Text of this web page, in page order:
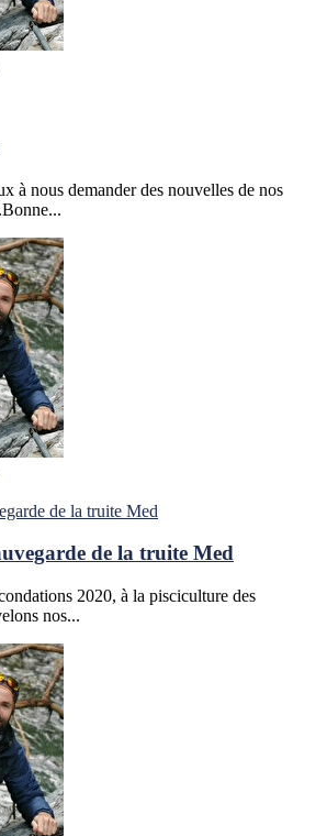
à nous demander des nouvelles de nos
de la truite Med
2020, à la pisciculture des
nos...